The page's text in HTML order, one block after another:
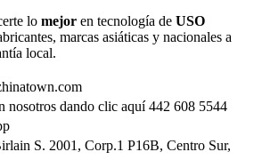
lo mejor en tecnología de USO
marcas asiáticas y nacionales a
local.
nosotros dando clic aquí 442 608 5544
S. 2001, Corp.1 P16B, Centro Sur,